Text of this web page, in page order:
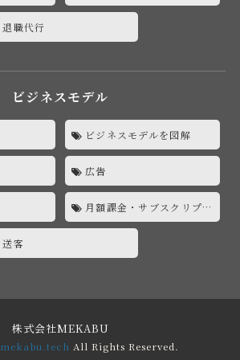
退職代行
ビジネスモデル
ビジネスモデルを図解
広告
月額課金・サブスクリプション
送客
株式会社MEKABU
mekabu.tech All Rights Reserved.